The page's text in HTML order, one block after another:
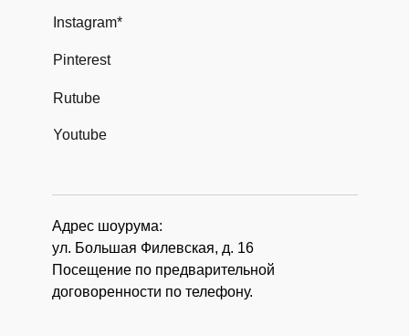
Адрес шоурума:
ул. Большая Филевская, д. 16
Посещение по предварительной
договоренности по телефону.
Instagram*
Pinterest
Rutube
Youtube